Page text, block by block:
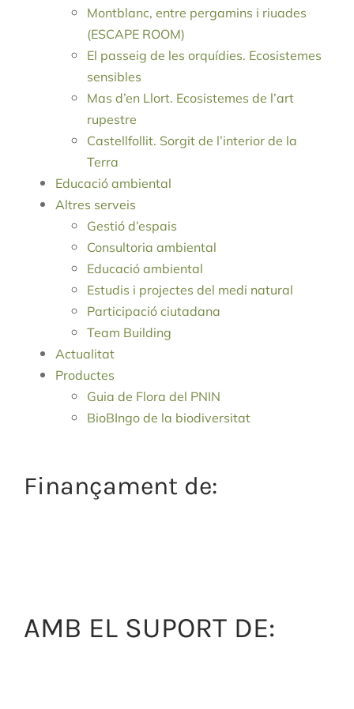
Montblanc, entre pergamins i riuades
(ESCAPE ROOM)
El passeig de les orquídies. Ecosistemes
sensibles
Mas d’en Llort. Ecosistemes de l’art
rupestre
Castellfollit. Sorgit de l’interior de la
Terra
Educació ambiental
Altres serveis
Gestió d’espais
Consultoria ambiental
Educació ambiental
Estudis i projectes del medi natural
Participació ciutadana
Team Building
Actualitat
Productes
Guia de Flora del PNIN
BioBIngo de la biodiversitat
Finançament de:
AMB EL SUPORT DE: